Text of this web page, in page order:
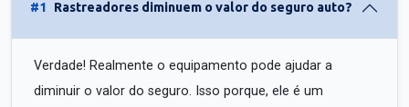
#1 Rastreadores diminuem o valor do seguro auto?
Verdade! Realmente o equipamento pode ajudar a
diminuir o valor do seguro. Isso porque, ele é um